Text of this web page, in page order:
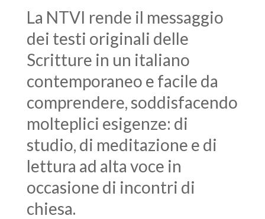
La NTVI rende il messaggio
dei testi originali delle
Scritture in un italiano
contemporaneo e facile da
comprendere, soddisfacendo
molteplici esigenze: di
studio, di meditazione e di
lettura ad alta voce in
occasione di incontri di
chiesa.